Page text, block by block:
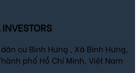
cư Bình Hưng , Xã Bình Hưng,
phố Hồ Chí Minh, Việt Nam